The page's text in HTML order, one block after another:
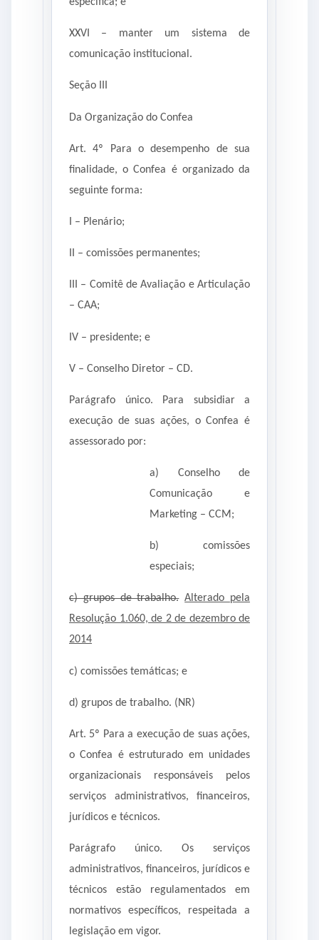
XXVI – manter um sistema de
comunicação institucional.
Seção III
Da Organização do Confea
Art. 4º Para o desempenho de sua
finalidade, o Confea é organizado da
seguinte forma:
I – Plenário;
II – comissões permanentes;
III – Comitê de Avaliação e Articulação
– CAA;
IV – presidente; e
V – Conselho Diretor – CD.
Parágrafo único. Para subsidiar a
execução de suas ações, o Confea é
assessorado por:
a) Conselho de
Comunicação e
Marketing – CCM;
b) comissões
especiais;
c) grupos de trabalho. Alterado pela
Resolução 1.060, de 2 de dezembro de
2014
c) comissões temáticas; e
d) grupos de trabalho. (NR)
Art. 5º Para a execução de suas ações,
o Confea é estruturado em unidades
organizacionais responsáveis pelos
serviços administrativos, financeiros,
jurídicos e técnicos.
Parágrafo único. Os serviços
administrativos, financeiros, jurídicos e
técnicos estão regulamentados em
normativos específicos, respeitada a
legislação em vigor.